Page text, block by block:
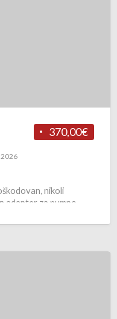
370,00€
2026
nikoli
adapter za pumpo.